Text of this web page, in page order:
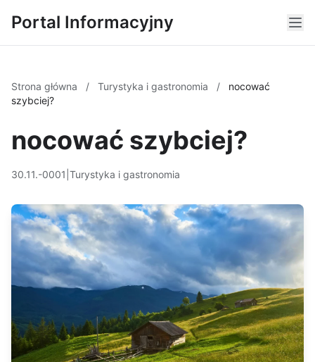
Portal Informacyjny
Strona główna / Turystyka i gastronomia /
nocować
szybciej?
nocować szybciej?
30.11.-0001 Turystyka i gastronomia